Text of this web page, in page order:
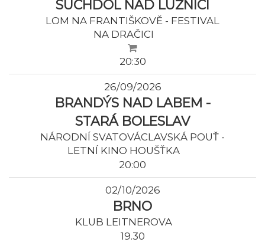
SUCHDOL NAD LUŽNICÍ
LOM NA FRANTIŠKOVĚ - FESTIVAL
NA DRAČICI
20:30
26/09/2026
BRANDÝS NAD LABEM -
STARÁ BOLESLAV
NÁRODNÍ SVATOVÁCLAVSKÁ POUŤ -
LETNÍ KINO HOUŠŤKA
20:00
02/10/2026
BRNO
KLUB LEITNEROVA
19.30